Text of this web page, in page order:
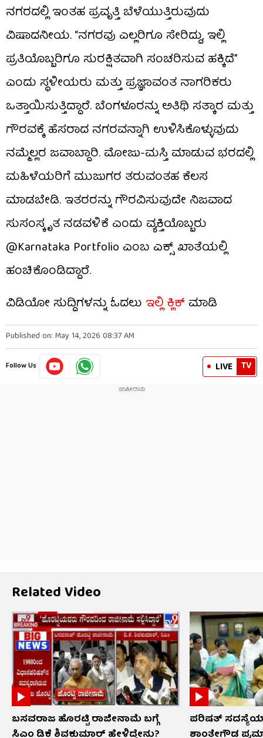
ನಗರದಲ್ಲಿ ಇಂತಹ ಪ್ರವೃತ್ತಿ ಬೆಳೆಯುತ್ತಿರುವುದು
ವಿಷಾದನೀಯ. “ನಗರವು ಎಲ್ಲರಿಗೂ ಸೇರಿದ್ದು, ಇಲ್ಲಿ
ಪ್ರತಿಯೊಬ್ಬರಿಗೂ ಸುರಕ್ಷಿತವಾಗಿ ಸಂಚರಿಸುವ ಹಕ್ಕಿದೆ”
ಎಂದು ಸ್ಥಳೀಯರು ಮತ್ತು ಪ್ರಜ್ಞಾವಂತ ನಾಗರಿಕರು
ಒತ್ತಾಯಿಸುತ್ತಿದ್ದಾರೆ. ಬೆಂಗಳೂರನ್ನು ಅತಿಥಿ ಸತ್ಕಾರ ಮತ್ತು
ಗೌರವಕ್ಕೆ ಹೆಸರಾದ ನಗರವನ್ನಾಗಿ ಉಳಿಸಿಕೊಳ್ಳುವುದು
ನಮ್ಮೆಲ್ಲರ ಜವಾಬ್ದಾರಿ. ಮೋಜು-ಮಸ್ತಿ ಮಾಡುವ ಭರದಲ್ಲಿ
ಮಹಿಳೆಯರಿಗೆ ಮುಜುಗರ ತರುವಂತಹ ಕೆಲಸ
ಮಾಡಬೇಡಿ. ಇತರರನ್ನು ಗೌರವಿಸುವುದೇ ನಿಜವಾದ
ಸುಸಂಸ್ಕೃತ ನಡವಳಿಕೆ ಎಂದು ವ್ಯಕ್ತಿಯೊಬ್ಬರು
@Karnataka Portfolio ಎಂಬ ಎಕ್ಸ್​​ ಖಾತೆಯಲ್ಲಿ
ಹಂಚಿಕೊಂಡಿದ್ದಾರೆ.
ವಿಡಿಯೋ ಸುದ್ದಿಗಳನ್ನು ಓದಲು ಇಲ್ಲಿ ಕ್ಲಿಕ್ ಮಾಡಿ
Published on: May 14, 2026 08:37 AM
Follow Us LIVE TV
Related Video
ಬಸವರಾಜ ಹೊರಟ್ಟಿ ರಾಜೀನಾಮೆ ಬಗ್ಗೆ
ಪರಿಷತ್